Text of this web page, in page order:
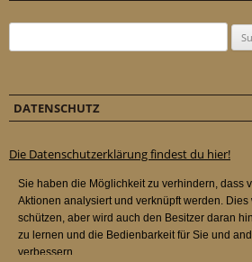
DATENSCHUTZ
Die Datenschutzerklärung findest du hier!